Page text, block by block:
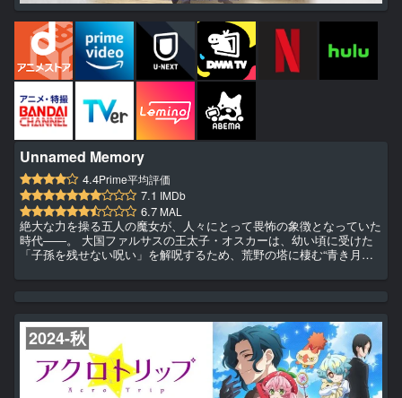
Unnamed Memory
4.4Prime平均評価
7.1 IMDb
6.7 MAL
絶大な力を操る五人の魔女が、人々にとって畏怖の象徴となっていた
時代――。 大国ファルサスの王太子・オスカーは、幼い頃に受けた
「子孫を残せない呪い」を解呪するため、荒野の塔に棲む“青き月の
の塔”の試練を乗り越えたオスカーが望んだのはティナーシャを妻と
し、やがて、世界の〈運命〉を書き換えることになる。 オスカー...
2024-秋